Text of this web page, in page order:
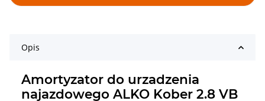
Opis
Amortyzator do urzadzenia
najazdowego ALKO Kober 2.8 VB